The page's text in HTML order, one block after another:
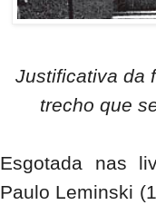
Justificativa da
trecho que
Esgotada nas
Paulo Leminski